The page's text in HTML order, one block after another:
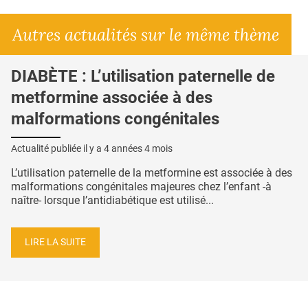
Autres actualités sur le même thème
DIABÈTE : L’utilisation paternelle de
metformine associée à des
malformations congénitales
Actualité publiée il y a 4 années 4 mois
L’utilisation paternelle de la metformine est associée à des
malformations congénitales majeures chez l’enfant -à
naître- lorsque l’antidiabétique est utilisé...
LIRE LA SUITE